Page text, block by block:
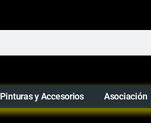
Pinturas y Accesorios Asociación